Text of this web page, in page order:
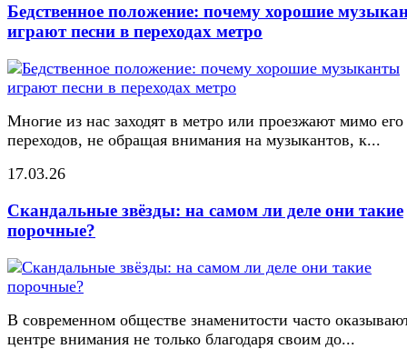
Бедственное положение: почему хорошие
играют песни в переходах метро
Многие из нас заходят в метро или проезжают мимо его
переходов, не обращая внимания на музыкантов, к...
17.03.26
Скандальные звёзды: на самом ли деле они такие
порочные?
В современном обществе знаменитости часто
центре внимания не только благодаря своим до...